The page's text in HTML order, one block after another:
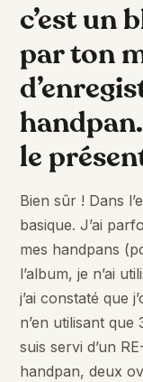
c’est un
par ton
le
Bien sûr ! Dans
basique. J’ai
mes handpans
l’album, je n’ai
j’ai constaté que
n’en utilisant que
suis servi d’un
handpan, deux